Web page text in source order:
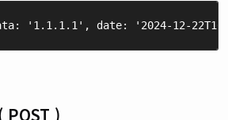
'1.1.1.1', date: '2024-12-
POST )